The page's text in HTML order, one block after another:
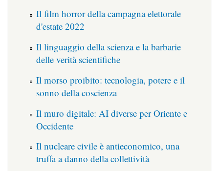
Il film horror della campagna elettorale
d'estate 2022
Il linguaggio della scienza e la barbarie
delle verità scientifiche
Il morso proibito: tecnologia, potere e il
sonno della coscienza
Il muro digitale: AI diverse per Oriente e
Occidente
Il nucleare civile è antieconomico, una
truffa a danno della collettività